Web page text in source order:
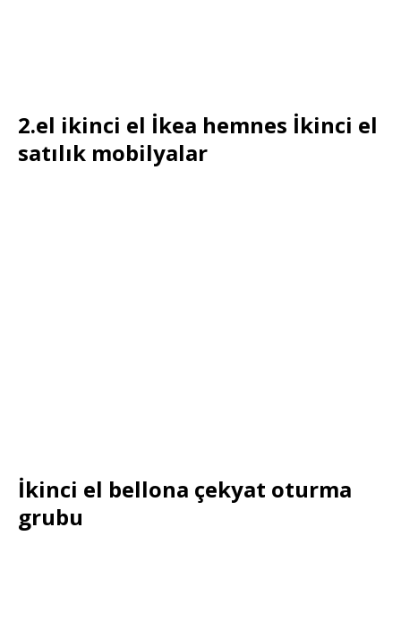
2.el ikinci el İkea hemnes İkinci el
satılık mobilyalar
İkinci el bellona çekyat oturma
grubu